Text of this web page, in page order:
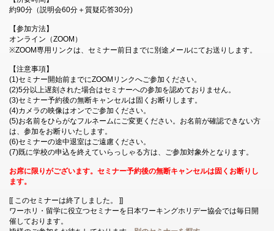
約90分（説明会60分＋質疑応答30分)
【参加方法】
オンライン（ZOOM）
※ZOOM専用リンクは、セミナー前日までに別途メールにてお送りします。
【注意事項】
(1)セミナー開始前までにZOOMリンクへご参加ください。
(2)5分以上遅刻された場合はセミナーへの参加を認めておりません。
(3)セミナー予約後の無断キャンセルは固くお断りします。
(4)カメラの映像はオンでご参加ください。
(5)お名前をひらがなフルネームにご変更ください。お名前が確認できない方
は、参加をお断りいたします。
(6)セミナーの途中退室はご遠慮ください。
(7)既に学校の申込を終えていらっしゃる方は、ご参加対象外となります。
お席に限りがございます。セミナー予約後の無断キャンセルは固くお断りし
ます。
[[ このセミナーは終了しました。 ]]
ワーホリ・留学に役立つセミナーを日本ワーキングホリデー協会では毎日開
催しております。